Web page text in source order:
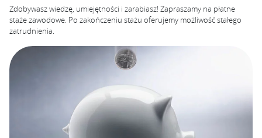
Zdobywasz wiedzę, umiejętności i zarabiasz! Zapraszamy na płatne
staże zawodowe. Po zakończeniu stażu oferujemy możliwość stałego
zatrudnienia.